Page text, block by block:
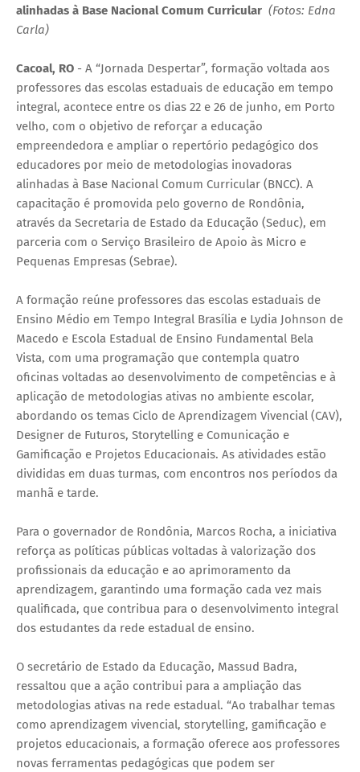
alinhadas à Base Nacional Comum Curricular (Fotos: Edna
Carla)
Cacoal, RO - A “Jornada Despertar”, formação voltada aos
professores das escolas estaduais de educação em tempo
integral, acontece entre os dias 22 e 26 de junho, em Porto
velho, com o objetivo de reforçar a educação
empreendedora e ampliar o repertório pedagógico dos
educadores por meio de metodologias inovadoras
alinhadas à Base Nacional Comum Curricular (BNCC). A
capacitação é promovida pelo governo de Rondônia,
através da Secretaria de Estado da Educação (Seduc), em
parceria com o Serviço Brasileiro de Apoio às Micro e
Pequenas Empresas (Sebrae).
A formação reúne professores das escolas estaduais de
Ensino Médio em Tempo Integral Brasília e Lydia Johnson de
Macedo e Escola Estadual de Ensino Fundamental Bela
Vista, com uma programação que contempla quatro
oficinas voltadas ao desenvolvimento de competências e à
aplicação de metodologias ativas no ambiente escolar,
abordando os temas Ciclo de Aprendizagem Vivencial (CAV),
Designer de Futuros, Storytelling e Comunicação e
Gamificação e Projetos Educacionais. As atividades estão
divididas em duas turmas, com encontros nos períodos da
manhã e tarde.
Para o governador de Rondônia, Marcos Rocha, a iniciativa
reforça as políticas públicas voltadas à valorização dos
profissionais da educação e ao aprimoramento da
aprendizagem, garantindo uma formação cada vez mais
qualificada, que contribua para o desenvolvimento integral
dos estudantes da rede estadual de ensino.
O secretário de Estado da Educação, Massud Badra,
ressaltou que a ação contribui para a ampliação das
metodologias ativas na rede estadual. “Ao trabalhar temas
como aprendizagem vivencial, storytelling, gamificação e
projetos educacionais, a formação oferece aos professores
novas ferramentas pedagógicas que podem ser